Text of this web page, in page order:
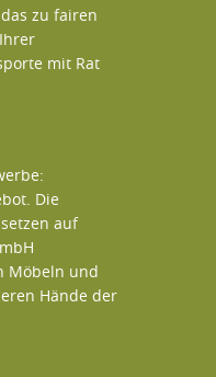
zu fairen
mit Rat
Die
auf
Möbeln und
Hände der